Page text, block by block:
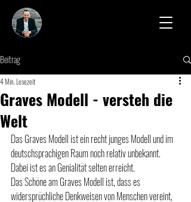
Beitrag
Graves Modell - versteh die
Welt
4 Min. Lesezeit
Das Graves Modell ist ein recht junges Modell und im
deutschsprachigen Raum noch relativ unbekannt.
Dabei ist es an Genialität selten erreicht.
Das Schöne am Graves Modell ist, dass es
widersprüchliche Denkweisen von Menschen vereint,